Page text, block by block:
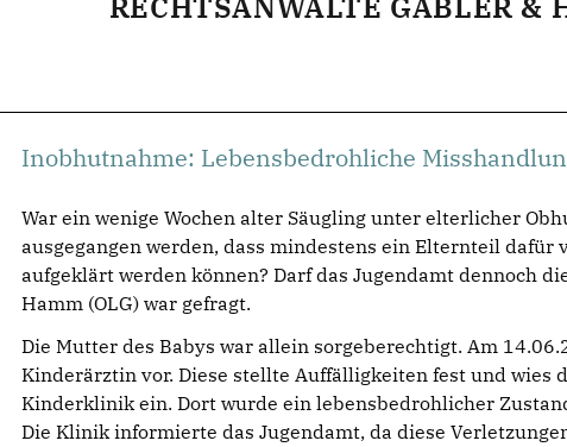
Inobhutnahme: Lebensbedrohliche
War ein wenige Wochen alter Säugling unter elterlicher
ausgegangen werden, dass mindestens ein Elternteil
aufgeklärt werden können? Darf das Jugendamt dennoch
Hamm (OLG) war gefragt.
Die Mutter des Babys war allein sorgeberechtigt. Am
Kinderärztin vor. Diese stellte Auffälligkeiten fest und wies
Kinderklinik ein. Dort wurde ein lebensbedrohlicher
Die Klinik informierte das Jugendamt, da diese